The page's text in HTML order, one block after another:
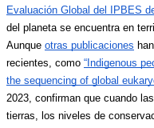
Evaluación Global del IPBES
del planeta se encuentra en
Aunque otras publicaciones
recientes, como “Indigenous
the sequencing of global
2023, confirman que cuando
tierras, los niveles de